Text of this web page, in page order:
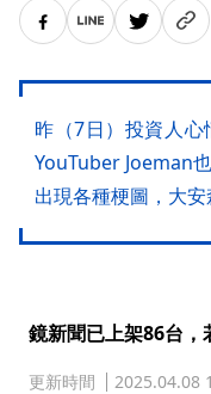
昨（7日）投資人
YouTuber Joeman
出現各種梗圖，大安
鏡新聞已上架86台，
更新時間 2025.04.08